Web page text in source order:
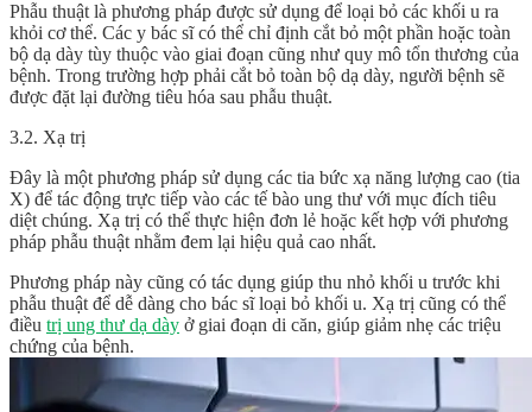
Phẫu thuật là phương pháp được sử dụng để loại bỏ các khối u ra
khỏi cơ thể. Các y bác sĩ có thể chỉ định cắt bỏ một phần hoặc toàn
bộ dạ dày tùy thuộc vào giai đoạn cũng như quy mô tổn thương của
bệnh. Trong trường hợp phải cắt bỏ toàn bộ dạ dày, người bệnh sẽ
được đặt lại đường tiêu hóa sau phẫu thuật.
3.2. Xạ trị
Đây là một phương pháp sử dụng các tia bức xạ năng lượng cao (tia
X) để tác động trực tiếp vào các tế bào ung thư với mục đích tiêu
diệt chúng. Xạ trị có thể thực hiện đơn lẻ hoặc kết hợp với phương
pháp phẫu thuật nhằm đem lại hiệu quả cao nhất.
Phương pháp này cũng có tác dụng giúp thu nhỏ khối u trước khi
phẫu thuật để dễ dàng cho bác sĩ loại bỏ khối u. Xạ trị cũng có thể
điều trị ung thư dạ dày ở giai đoạn di căn, giúp giảm nhẹ các triệu
chứng của bệnh.